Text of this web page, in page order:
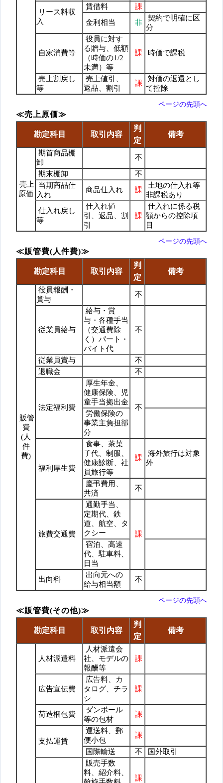
リース料収
入
賃借料
課
金利相当
非
契約で明確に区
分
自家消費等
役員に対す
る贈与、低額
（時価の1/2
未満）等
課 時価で課税
売上割戻し
等
売上値引、
返品、割引
課
対価の返還とし
て控除
ページの先頭へ
≪売上原価≫
勘定科目 取引内容
判
定
備考
売上
原価
期首商品棚
卸
不
期末棚卸
不
当期商品仕
入れ
商品仕入れ 課
土地の仕入れ等
非課税あり
仕入れ戻し
等
仕入れ値
引、返品、割
引
課
仕入れに係る税
額からの控除項
目
ページの先頭へ
≪販管費(人件費)≫
勘定科目 取引内容
判
定
備考
販管
費
(人
件
費)
役員報酬・
賞与
不
従業員給与
給与・賞
与・各種手当
（交通費除
く）パート・
バイト代
不
従業員賞与
不
退職金
不
法定福利費
厚生年金、
健康保険、児
童手当拠出金
不
労働保険の
事業主負担部
分
福利厚生費
食事、茶菓
子代、制服、
健康診断、社
員旅行等
課
海外旅行は対象
外
慶弔費用、
共済
不
旅費交通費
通勤手当、
定期代、鉄
道、航空、タ
クシー
課
宿泊、高速
代、駐車料、
日当
出向料
出向元への
給与相当額
不
ページの先頭へ
≪販管費(その他)≫
勘定科目 取引内容
判
定
備考
人材派遣料
人材派遣会
社、モデルの
報酬等
課
広告宣伝費
広告料、カ
タログ、チラ
シ
課
荷造梱包費
ダンボール
等の包材
課
支払運賃
運送料、郵
便小包
課
国際輸送 不
国外取引
販売手数
料、紹介料、
課